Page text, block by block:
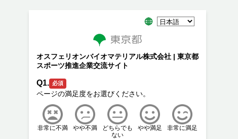
オスフェリオンバイオマテリアル株式会社 | 東京都
スポーツ推進企業交流サイト
Q1. 必須
非常に不満 やや不満
どちらでも
ない
やや満足 非常に満足